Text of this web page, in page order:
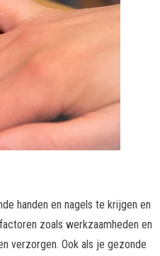
handen en nagels te krijgen en
zoals werkzaamheden en
verzorgen. Ook als je gezonde